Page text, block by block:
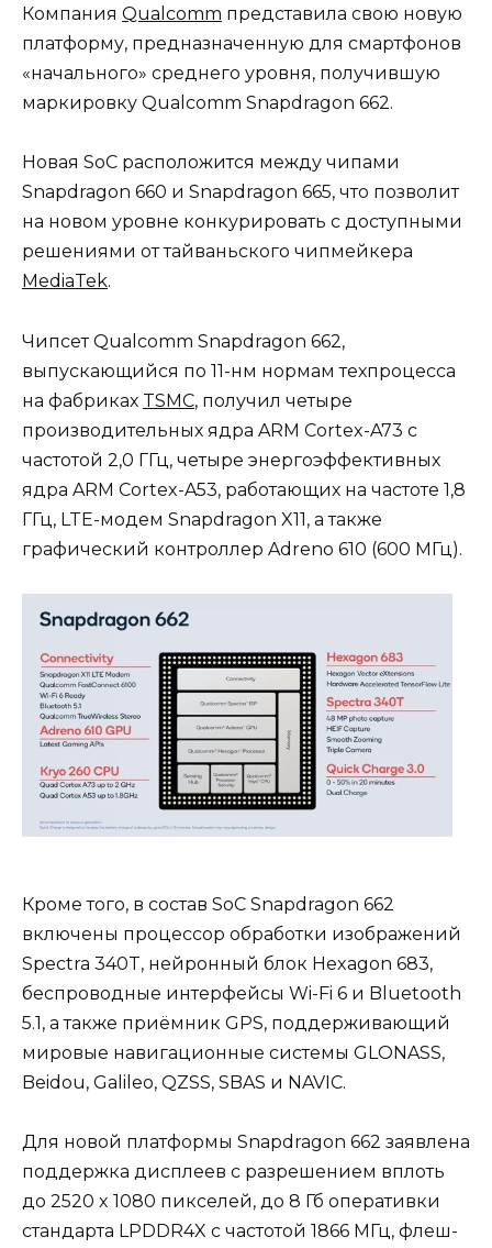
Компания Qualcomm представила свою новую
платформу, предназначенную для смартфонов
«начального» среднего уровня, получившую
маркировку Qualcomm Snapdragon 662.
Новая SoC расположится между чипами
Snapdragon 660 и Snapdragon 665, что позволит
на новом уровне конкурировать с доступными
решениями от тайваньского чипмейкера
MediaTek.
Чипсет Qualcomm Snapdragon 662,
выпускающийся по 11-нм нормам техпроцесса
на фабриках TSMC, получил четыре
производительных ядра ARM Cortex-A73 с
частотой 2,0 ГГц, четыре энергоэффективных
ядра ARM Cortex-A53, работающих на частоте 1,8
ГГц, LTE-модем Snapdragon X11, а также
графический контроллер Adreno 610 (600 МГц).
Кроме того, в состав SoC Snapdragon 662
включены процессор обработки изображений
Spectra 340T, нейронный блок Hexagon 683,
беспроводные интерфейсы Wi-Fi 6 и Bluetooth
5.1, а также приёмник GPS, поддерживающий
мировые навигационные системы GLONASS,
Beidou, Galileo, QZSS, SBAS и NAVIC.
Для новой платформы Snapdragon 662 заявлена
поддержка дисплеев с разрешением вплоть
до 2520 x 1080 пикселей, до 8 Гб оперативки
стандарта LPDDR4X с частотой 1866 МГц, флеш-